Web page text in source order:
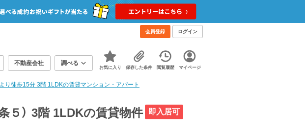
会員登録 ログイン
不動産会社 調べる
お気に入り 保存した条件 閲覧履歴 マイページ
り徒歩15分 3階 1LDKの賃貸マンション・アパート
５） 3階 1LDKの賃貸物件 即入居可